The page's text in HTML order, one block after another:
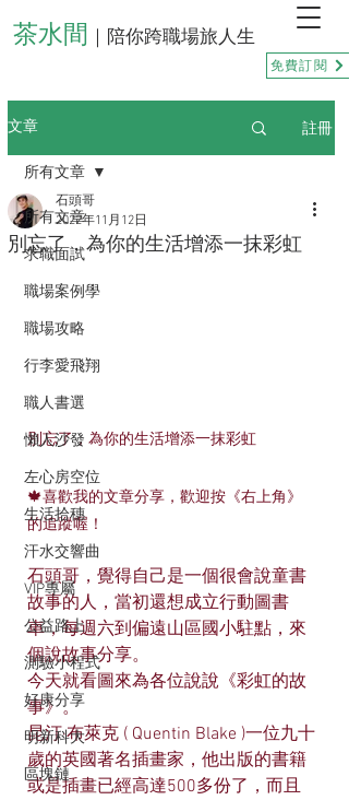
茶水間 ｜陪你跨職場旅人生
免費訂閱
文章 註冊
所有文章
求職面試
職場案例學
職場攻略
行李愛飛翔
職人書選
懶人沙發
左心房空位
生活拾穗
汗水交響曲
VIP專屬
公益路上
測驗小程式
好康分享
明新科大
區塊鏈
所有文章
別忘了，為你的生活增添一抹彩虹
石頭哥
2022年11月12日
別忘了，為你的生活增添一抹彩虹
🍁喜歡我的文章分享，歡迎按《右上角》
的追蹤喔！
石頭哥，覺得自己是一個很會說童書
故事的人，當初還想成立行動圖書
車，每週六到偏遠山區國小駐點，來
個說故事分享。
今天就看圖來為各位說說《彩虹的故
事》。
昆汀·布萊克 ( Quentin Blake )一位九十
歲的英國著名插畫家，他出版的書籍
或是插畫已經高達500多份了，而且